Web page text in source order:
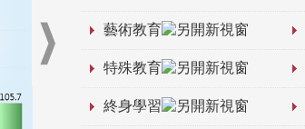
藝術教育
特殊教育
終身學習